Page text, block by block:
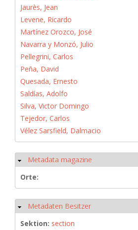
Jaurès, Jean
Levene, Ricardo
Martínez Orozco, José
Navarra y Monzó, Julio
Pellegrini, Carlos
Peña, David
Quesada, Ernesto
Saldías, Adolfo
Silva, Victor Domingo
Tejedor, Carlos
Vélez Sarsfield, Dalmacio
Ausblenden
Metadata magazine
Orte:
Ausblenden
Metadaten Besitzer
Sektion: section